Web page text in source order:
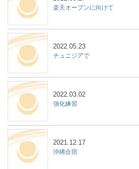
楽天オープンに向けて
チュニジアで
2022.05.23
強化練習
2022.03.02
沖縄合宿
2021.12.17